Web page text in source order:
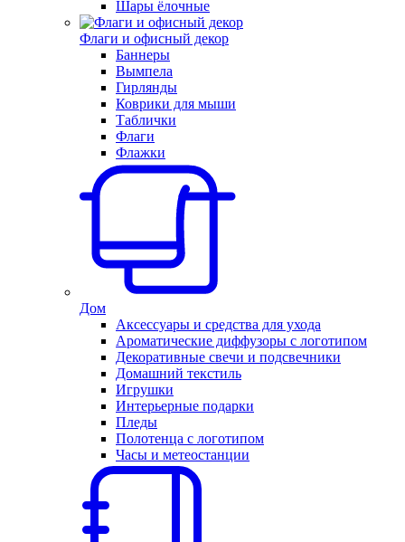
Шары ёлочные
Флаги и офисный декор
Баннеры
Вымпела
Гирлянды
Коврики для мыши
Таблички
Флаги
Флажки
Дом
Аксессуары и средства для ухода
Ароматические диффузоры с логотипом
Декоративные свечи и подсвечники
Домашний текстиль
Игрушки
Интерьерные подарки
Пледы
Полотенца с логотипом
Часы и метеостанции